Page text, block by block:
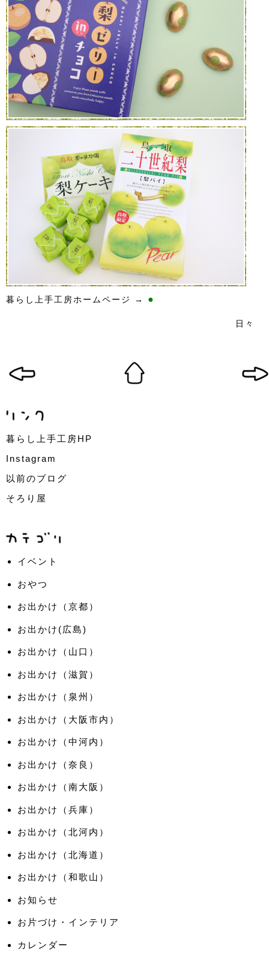
暮らし上手工房ホームページ → ●
日々
暮らし上手工房HP
Instagram
以前のブログ
そろり屋
イベント
おやつ
お出かけ（京都）
お出かけ(広島)
お出かけ（山口）
お出かけ（滋賀）
お出かけ（泉州）
お出かけ（大阪市内）
お出かけ（中河内）
お出かけ（奈良）
お出かけ（南大阪）
お出かけ（兵庫）
お出かけ（北河内）
お出かけ（北海道）
お出かけ（和歌山）
お知らせ
お片づけ・インテリア
カレンダー